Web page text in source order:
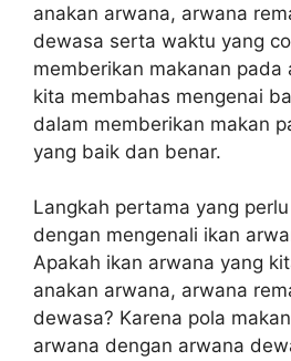
anakan arwana, arwana
dewasa serta waktu yang
memberikan makanan pada
kita membahas mengenai
dalam memberikan makan
yang baik dan benar.
Langkah pertama yang
dengan mengenali ikan
Apakah ikan arwana yang
anakan arwana, arwana
dewasa? Karena pola
arwana dengan arwana